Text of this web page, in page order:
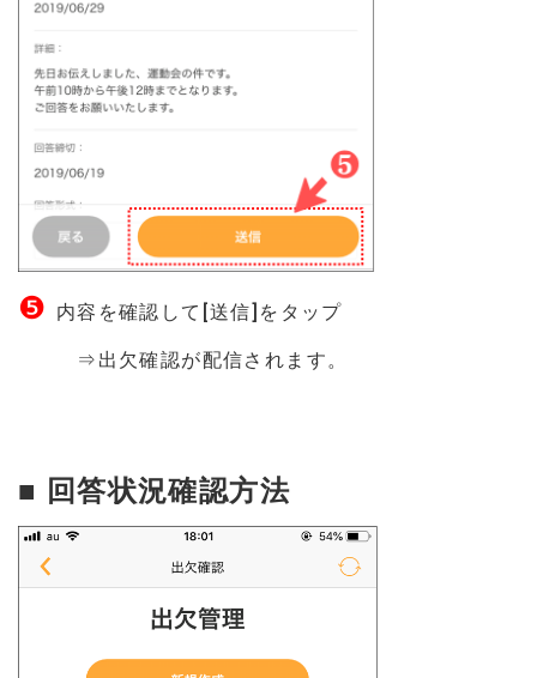
❺ 内容を確認して[送信]をタップ
⇒出欠確認が配信されます。
■ 回答状況確認方法